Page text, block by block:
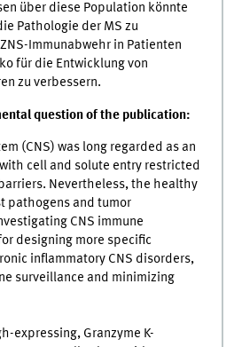
über diese Population könnte
Pathologie der MS zu
Immunabwehr in Patienten
für die Entwicklung von
zu verbessern.
question of the publication:
(CNS) was long regarded as an
cell and solute entry restricted
Nevertheless, the healthy
pathogens and tumor
CNS immune
designing more specific
inflammatory CNS disorders,
surveillance and minimizing
expressing, Granzyme K-